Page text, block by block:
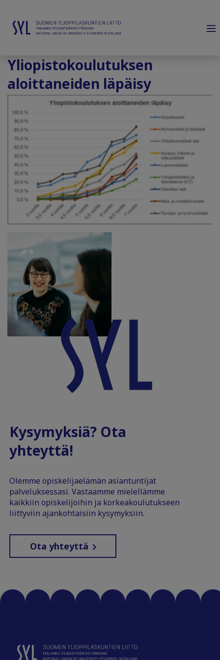
Yliopistokoulutuksen
aloittaneiden läpäisy
Kysymyksiä? Ota
yhteyttä!
Olemme opiskelijaelämän asiantuntijat
palveluksessasi. Vastaamme mielellämme
kaikkiin opiskelijoihin ja korkeakoulutukseen
liittyviin ajankohtaisiin kysymyksiin.
Ota yhteyttä